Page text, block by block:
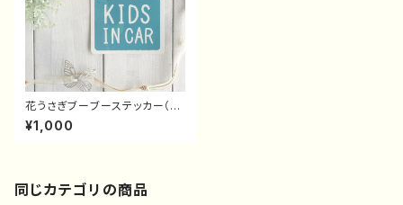
花うさぎブーブーステッカー（そ
ら色）
¥1,000
同じカテゴリの商品